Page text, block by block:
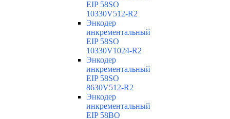
EIP 58SO
10330V512-R2
Энкодер
инкрементальный
EIP 58SO
10330V1024-R2
Энкодер
инкрементальный
EIP 58SO
8630V512-R2
Энкодер
инкрементальный
EIP 58BO